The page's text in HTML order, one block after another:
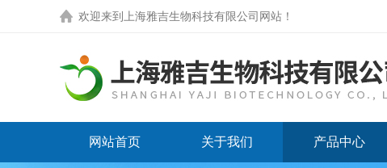
欢迎来到 上海雅吉生物科技有限公司网站 ！
网站首页 关于我们 产品中心